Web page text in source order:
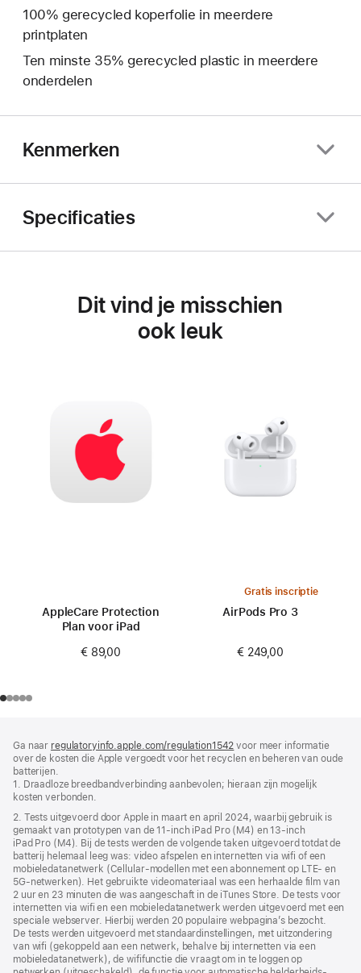
100% gerecycled koperfolie in meerdere
printplaten
Ten minste 35% gerecycled plastic in meerdere
onderdelen
Kenmerken
Specificaties
Dit vind je misschien
ook leuk
AppleCare Protection
Plan voor iPad
€ 89,00
Gratis inscriptie
AirPods Pro 3
€ 249,00
Ga naar regulatoryinfo.apple.com/regulation1542 (wordt
in
venster
voor meer informatie
over de kosten die Apple vergoedt voor het recyclen en beheren van oude
batterijen.
1. Draadloze breedbandverbinding aanbevolen; hieraan zijn mogelijk
kosten verbonden.
2. Tests uitgevoerd door Apple in maart en april 2024, waarbij gebruik is
gemaakt van prototypen van de 11‑inch iPad Pro (M4) en 13‑inch
iPad Pro (M4). Bij de tests werden de volgende taken uitgevoerd totdat de
batterij helemaal leeg was: video afspelen en internetten via wifi of een
mobiele­data­netwerk (Cellular-modellen met een abonnement op LTE- en
5G‑netwerken). Het gebruikte videomateriaal was een herhaalde film van
2 uur en 23 minuten die was aangeschaft in de iTunes Store. De tests voor
internetten via wifi en een mobiele­data­netwerk werden uitgevoerd met een
speciale webserver. Hierbij werden 20 populaire webpagina’s bezocht.
De tests werden uitgevoerd met standaard­instellingen, met uitzondering
van wifi (gekoppeld aan een netwerk, behalve bij internetten via een
mobiele­­data­­netwerk), de wififunctie die vraagt om in te loggen op